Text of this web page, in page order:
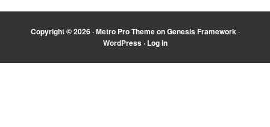
Copyright © 2026 ·Metro Pro ThemeonGenesis Framework·
WordPress· Log in